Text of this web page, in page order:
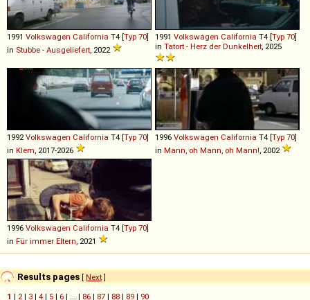
1991 Volkswagen California T4 [Typ 70]
in Stubbe - Ausgeliefert, 2022
1991 Volkswagen California T4 [Typ 70]
in Tatort - Herz der Dunkelheit, 2025
1992Volkswagen California T4 [Typ 70]
in Klem, 2017-2026
1996 Volkswagen California T4 [Typ 70]
in Mann, oh Mann, oh Mann!, 2002
1996 Volkswagen California T4 [Typ 70]
in Für immer Eltern, 2021
Results pages [ Next]
1 | 2| 3 | 4 | 5 | 6 | ... | 86 | 87 | 88 | 89 | 90